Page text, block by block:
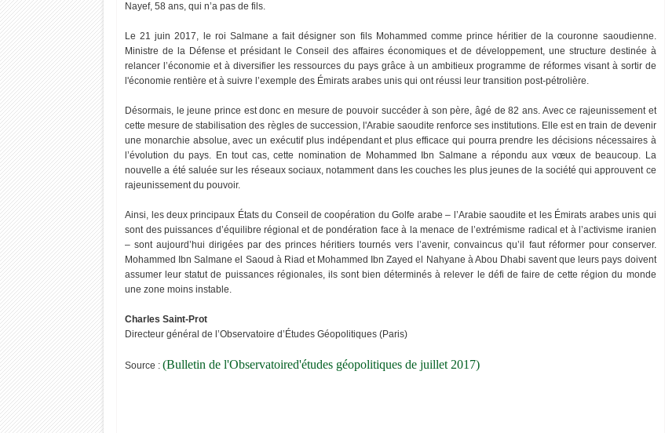
Nayef, 58 ans, qui n’a pas de fils.
Le 21 juin 2017, le roi Salmane a fait désigner son fils Mohammed comme prince héritier de la couronne saoudienne.
Ministre de la Défense et présidant le Conseil des affaires économiques et de développement, une structure destinée à
relancer l’économie et à diversifier les ressources du pays grâce à un ambitieux programme de réformes visant à sortir de
l'économie rentière et à suivre l’exemple des Émirats arabes unis qui ont réussi leur transition post-pétrolière.
Désormais, le jeune prince est donc en mesure de pouvoir succéder à son père, âgé de 82 ans. Avec ce rajeunissement et
cette mesure de stabilisation des règles de succession, l'Arabie saoudite renforce ses institutions. Elle est en train de devenir
une monarchie absolue, avec un exécutif plus indépendant et plus efficace qui pourra prendre les décisions nécessaires à
l’évolution du pays. En tout cas, cette nomination de Mohammed Ibn Salmane a répondu aux vœux de beaucoup. La
nouvelle a été saluée sur les réseaux sociaux, notamment dans les couches les plus jeunes de la société qui approuvent ce
rajeunissement du pouvoir.
Ainsi, les deux principaux États du Conseil de coopération du Golfe arabe – l’Arabie saoudite et les Émirats arabes unis qui
sont des puissances d’équilibre régional et de pondération face à la menace de l’extrémisme radical et à l’activisme iranien
– sont aujourd’hui dirigées par des princes héritiers tournés vers l’avenir, convaincus qu’il faut réformer pour conserver.
Mohammed Ibn Salmane el Saoud à Riad et Mohammed Ibn Zayed el Nahyane à Abou Dhabi savent que leurs pays doivent
assumer leur statut de puissances régionales, ils sont bien déterminés à relever le défi de faire de cette région du monde
une zone moins instable.
Charles Saint-Prot
Directeur général de l’Observatoire d’Études Géopolitiques (Paris)
Source :(Bulletin de l'Observatoired'études géopolitiques de juillet 2017)
Maroc : Feuille de route royale – Combattre
le stress hydrique
20
Oct
2022
"νσυѕ ηє ρσυνєz ραѕ ρєηѕєя ραя νσυѕ-
14 06